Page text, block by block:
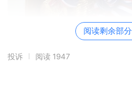
阅读剩余部分
投诉 阅读 1947